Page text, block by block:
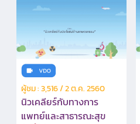
ผู้ชม : 3,516 / 2 ต.ค. 2560
นิวเคลียร์กับทางการ
แพทย์และสาธารณะสุข